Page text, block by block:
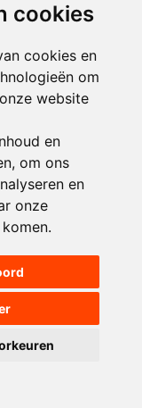
cookies
cookies en
om
website
en
om ons
en
onze